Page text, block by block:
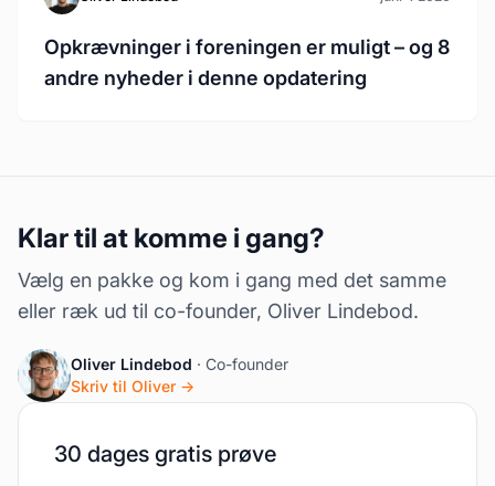
Opkrævninger i foreningen er muligt – og 8
andre nyheder i denne opdatering
Klar til at komme i gang?
Vælg en pakke og kom i gang med det samme
eller ræk ud til co-founder, Oliver Lindebod.
Oliver Lindebod · Co-founder
Skriv til Oliver →
30 dages gratis prøve